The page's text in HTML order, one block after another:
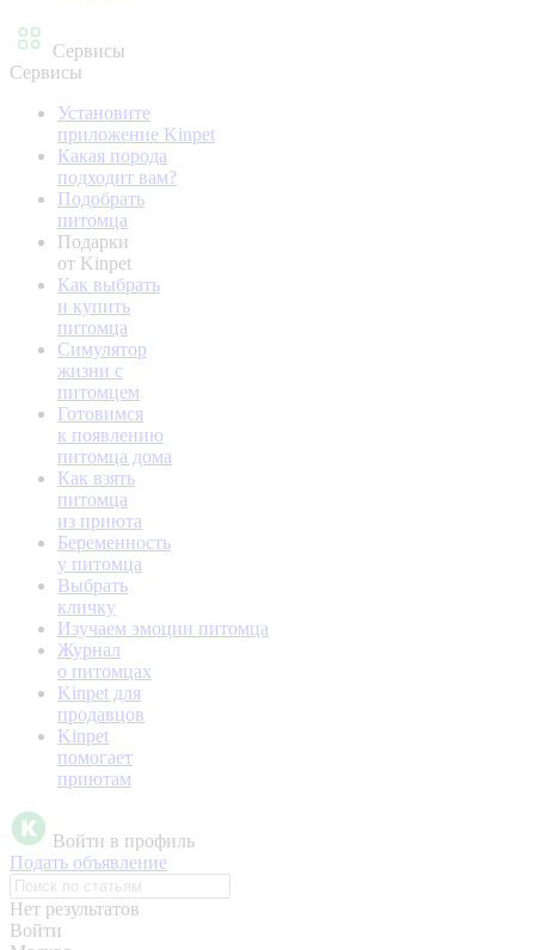
Сервисы
Сервисы
Установите
приложение Kinpet
Какая порода
подходит вам?
Подобрать
питомца
Подарки
от Kinpet
Как выбрать
и купить
питомца
Симулятор
жизни с
питомцем
Готовимся
к появлению
питомца дома
Как взять
питомца
из приюта
Беременность
у питомца
Выбрать
кличку
Изучаем эмоции питомца
Журнал
о питомцах
Kinpet для
продавцов
Kinpet
помогает
приютам
Войти в профиль
Подать объявление
Нет результатов
Войти